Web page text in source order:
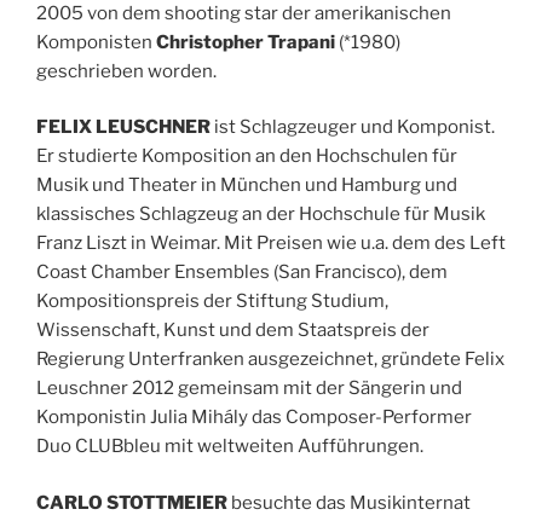
2005 von dem shooting star der amerikanischen
Komponisten Christopher Trapani (*1980)
geschrieben worden.
FELIX LEUSCHNER ist Schlagzeuger und Komponist.
Er studierte Komposition an den Hochschulen für
Musik und Theater in München und Hamburg und
klassisches Schlagzeug an der Hochschule für Musik
Franz Liszt in Weimar. Mit Preisen wie u.a. dem des Left
Coast Chamber Ensembles (San Francisco), dem
Kompositionspreis der Stiftung Studium,
Wissenschaft, Kunst und dem Staatspreis der
Regierung Unterfranken ausgezeichnet, gründete Felix
Leuschner 2012 gemeinsam mit der Sängerin und
Komponistin Julia Mihály das Composer-Performer
Duo CLUBbleu mit weltweiten Aufführungen.
CARLO STOTTMEIER besuchte das Musikinternat